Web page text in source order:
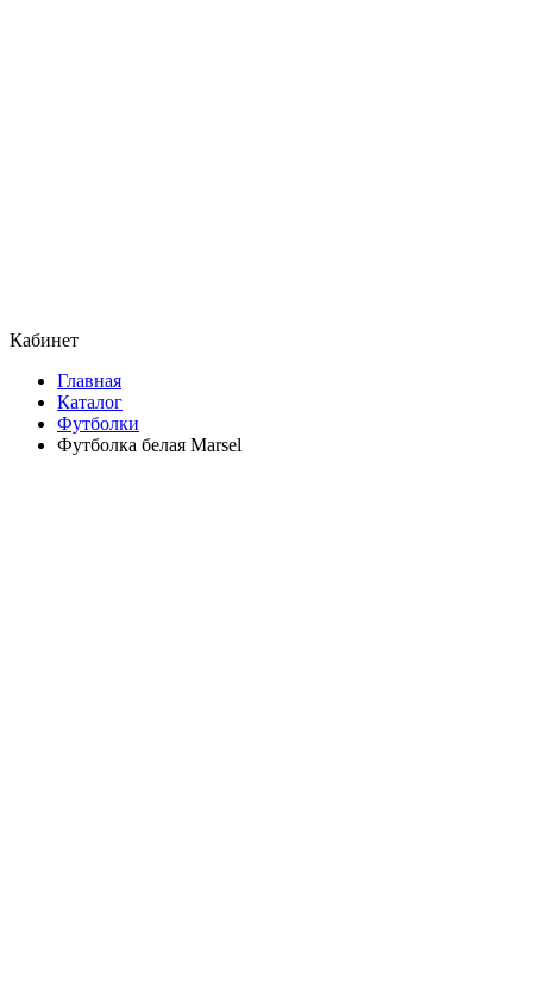
Кабинет
Главная
Каталог
Футболки
Футболка белая Marsel